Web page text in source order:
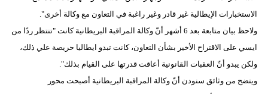
الاستخبارات الإيطالية غير قادر وغير راغبة في التعاون مع وكالة أخرى".
ولاحظ بيان متابعة بعد 6 أشهر أنّ وكالة المراقبة البريطانية كانت "تنتظر ردًا من
ايسي على الاقتراح الأخير بشأن التعاون، كانت تبدو ايطاليا حريصة علي ذلك،
ولكن يبدو أنّ العقبات القانونية أعاقت قدرتها على القيام بذلك".
ويتضح من وثائق سنودن أنّ وكالة المراقبة البريطانية أصبحت محور